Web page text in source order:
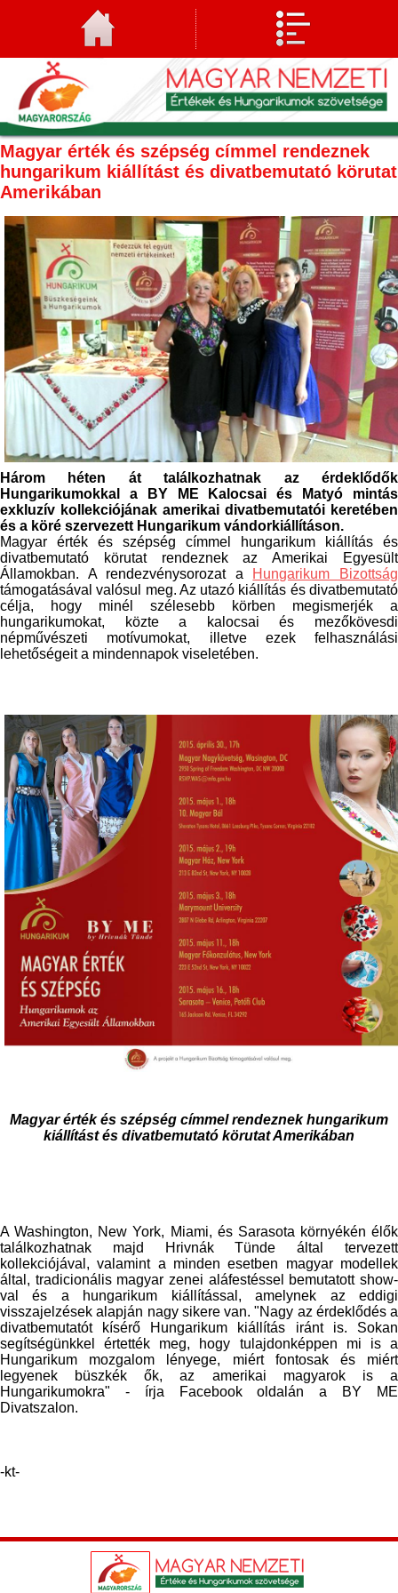
Magyar érték és szépség címmel rendeznek
hungarikum kiállítást és divatbemutató körutat
Amerikában
Három héten át találkozhatnak az érdeklődők
Hungarikumokkal a BY ME Kalocsai és Matyó mintás
exkluzív kollekciójának amerikai divatbemutatói keretében
és a köré szervezett Hungarikum vándorkiállításon.
Magyar érték és szépség címmel hungarikum kiállítás és
divatbemutató körutat rendeznek az Amerikai Egyesült
Államokban. A rendezvénysorozat a Hungarikum Bizottság
támogatásával valósul meg. Az utazó kiállítás és divatbemutató
célja, hogy minél szélesebb körben megismerjék a
hungarikumokat, közte a kalocsai és mezőkövesdi
népművészeti motívumokat, illetve ezek felhasználási
lehetőségeit a mindennapok viseletében.
Magyar érték és szépség címmel rendeznek hungarikum
kiállítást és divatbemutató körutat Amerikában
A Washington, New York, Miami, és Sarasota környékén élők
találkozhatnak majd Hrivnák Tünde által tervezett
kollekciójával, valamint a minden esetben magyar modellek
által, tradicionális magyar zenei aláfestéssel bemutatott show-
val és a hungarikum kiállítással, amelynek az eddigi
visszajelzések alapján nagy sikere van. "Nagy az érdeklődés a
divatbemutatót kísérő Hungarikum kiállítás iránt is. Sokan
segítségünkkel értették meg, hogy tulajdonképpen mi is a
Hungarikum mozgalom lényege, miért fontosak és miért
legyenek büszkék ők, az amerikai magyarok is a
Hungarikumokra" - írja Facebook oldalán a BY ME
Divatszalon.
-kt-